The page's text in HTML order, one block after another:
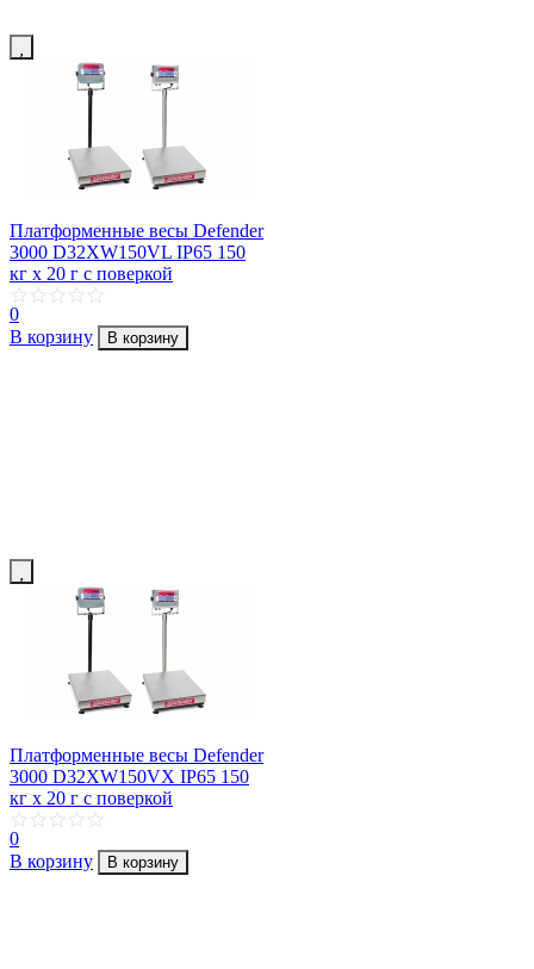
Платформенные весы Defender
3000 D32XW150VL IP65 150
кг х 20 г с поверкой
0
В корзину
В корзину
Платформенные весы Defender
3000 D32XW150VX IP65 150
кг х 20 г с поверкой
0
В корзину
В корзину